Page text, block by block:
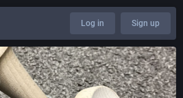
Log in Sign up